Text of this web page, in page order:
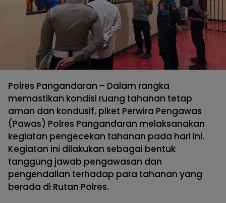
Polres Pangandaran – Dalam rangka
memastikan kondisi ruang tahanan tetap
aman dan kondusif, piket Perwira Pengawas
(Pawas) Polres Pangandaran melaksanakan
kegiatan pengecekan tahanan pada hari ini.
Kegiatan ini dilakukan sebagai bentuk
tanggung jawab pengawasan dan
pengendalian terhadap para tahanan yang
berada di Rutan Polres.